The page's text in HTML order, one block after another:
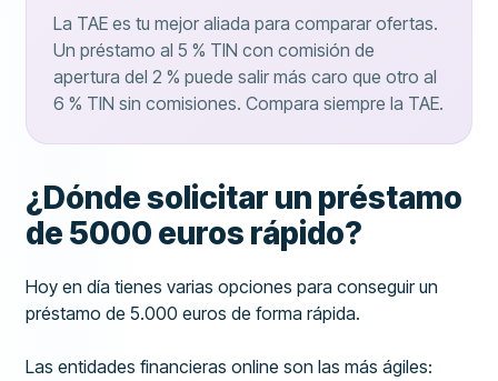
La TAE es tu mejor aliada para comparar ofertas.
Un préstamo al 5 % TIN con comisión de
apertura del 2 % puede salir más caro que otro al
6 % TIN sin comisiones. Compara siempre la TAE.
¿Dónde solicitar un préstamo
de 5000 euros rápido?
Hoy en día tienes varias opciones para conseguir un
préstamo de 5.000 euros de forma rápida.
Las entidades financieras online son las más ágiles: